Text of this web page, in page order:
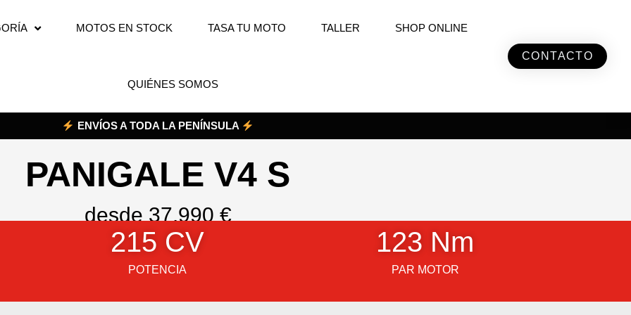
MOTOS EN STOCK TASA TU MOTO TALLER SHOP ONLINE
QUIÉNES SOMOS
CONTACTO
ENVÍOS A TODA LA PENÍNSULA
PANIGALE V4 S
desde 37.990 €
215 CV
POTENCIA
123 Nm
PAR MOTOR